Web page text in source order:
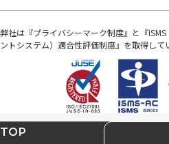
弊社は『プライバシーマーク制度』と『
ントシステム）適合性評価制度』を取得して
TOP